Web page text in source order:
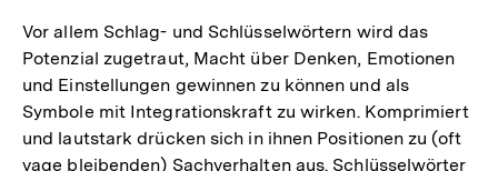
Vor allem Schlag- und Schlüsselwörtern wird das
Potenzial zugetraut, Macht über Denken, Emotionen
und Einstellungen gewinnen zu können und als
Symbole mit Integrationskraft zu wirken. Komprimiert
und lautstark drücken sich in ihnen Positionen zu (oft
vage bleibenden) Sachverhalten aus. Schlüsselwörter